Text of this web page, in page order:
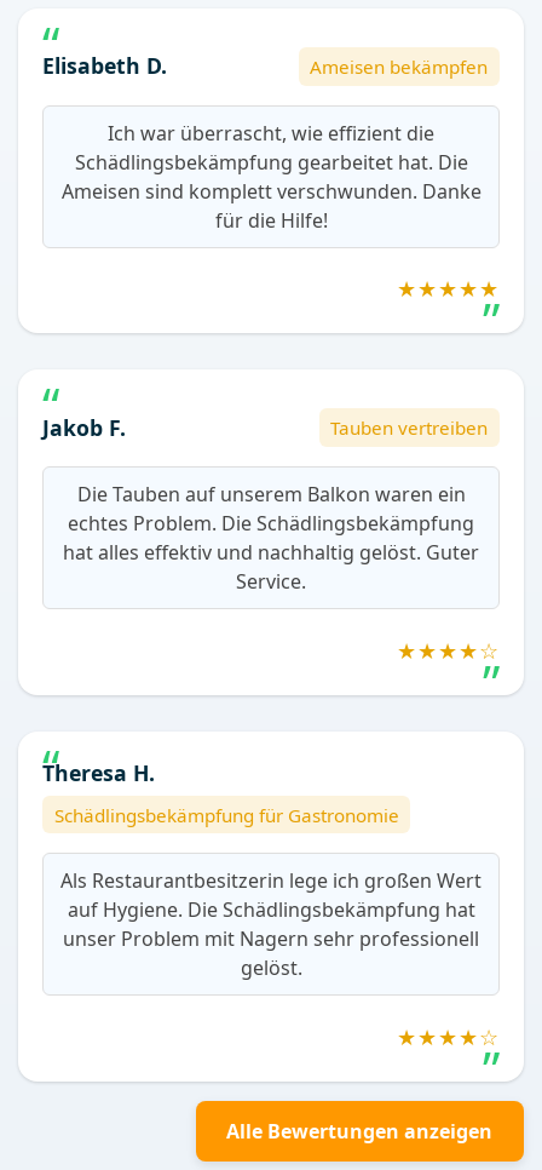
Elisabeth D. Ameisen bekämpfen
Ich war überrascht, wie effizient die
Schädlingsbekämpfung gearbeitet hat. Die
Ameisen sind komplett verschwunden. Danke
für die Hilfe!
★★★★★
Jakob F. Tauben vertreiben
Die Tauben auf unserem Balkon waren ein
echtes Problem. Die Schädlingsbekämpfung
hat alles effektiv und nachhaltig gelöst. Guter
Service.
★★★★☆
Theresa H.
Schädlingsbekämpfung für Gastronomie
Als Restaurantbesitzerin lege ich großen Wert
auf Hygiene. Die Schädlingsbekämpfung hat
unser Problem mit Nagern sehr professionell
gelöst.
★★★★☆
Alle Bewertungen anzeigen